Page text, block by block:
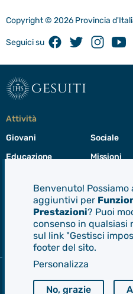
Copyright © 2026 Provincia
Seguici su FacebookTwitterInstagram
gesuiti
Attività
Giovani
Educazione
Sociale
Missioni
Gesuiti
Menù
di
navigazione
del
footer
CEP - Conferenza delle Province
Benvenuto!
aggiuntivi per
Prestazioni? Puoi
consenso in qualsiasi
sul link "Gestisci
footer del sito.
Personalizza
No, grazie